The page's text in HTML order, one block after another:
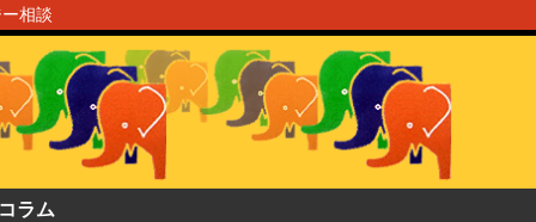
相談
ラム